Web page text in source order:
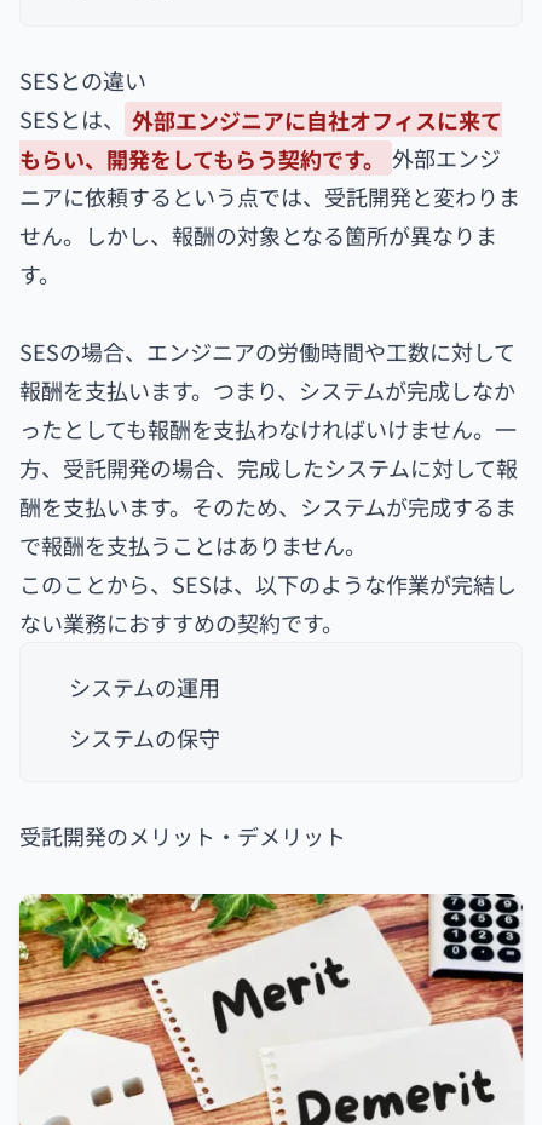
SESとの違い
SESとは、
外部エンジニアに自社オフィスに来て
もらい、開発をしてもらう契約です。
外部エンジ
ニアに依頼するという点では、受託開発と変わりま
せん。しかし、報酬の対象となる箇所が異なりま
す。
SESの場合、エンジニアの労働時間や工数に対して
報酬を支払います。つまり、システムが完成しなか
ったとしても報酬を支払わなければいけません。一
方、受託開発の場合、完成したシステムに対して報
酬を支払います。そのため、システムが完成するま
で報酬を支払うことはありません。
このことから、SESは、以下のような作業が完結し
ない業務におすすめの契約です。
システムの運用
システムの保守
受託開発のメリット・デメリット